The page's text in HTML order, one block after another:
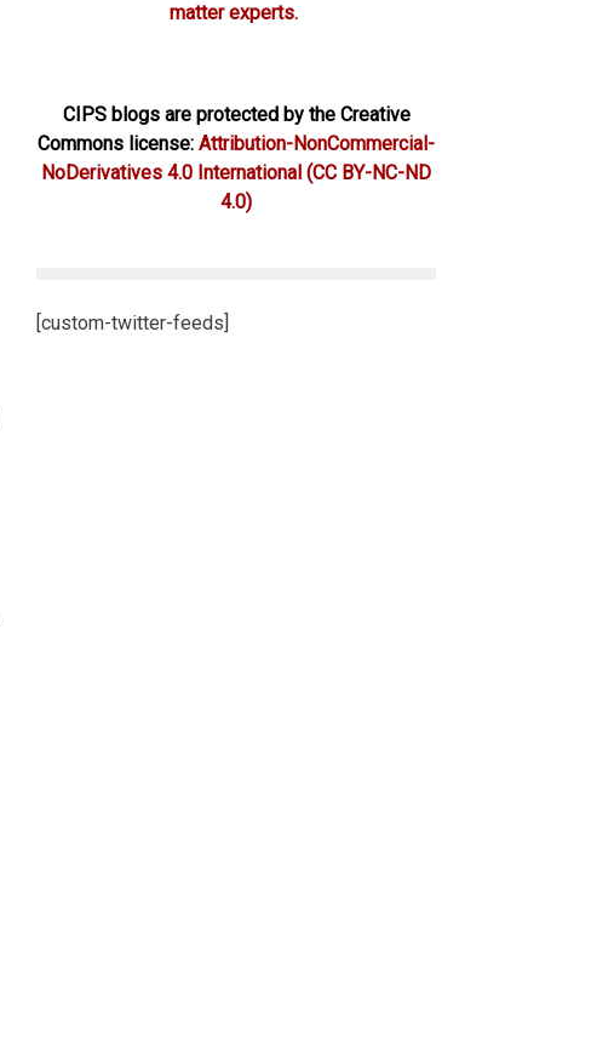
matter experts.
CIPS blogs are protected by the Creative
Commons license: Attribution-NonCommercial-
NoDerivatives 4.0 International (CC BY-NC-ND
4.0)
[custom-twitter-feeds]